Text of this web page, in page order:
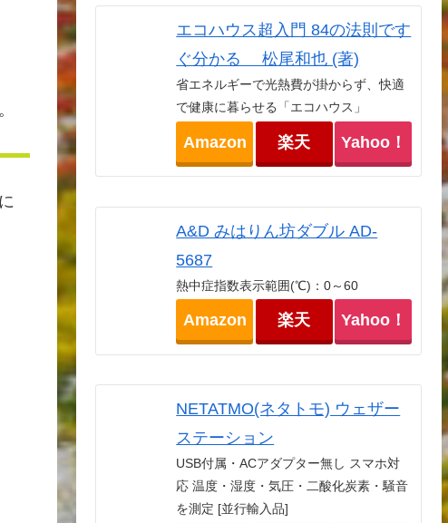
エコハウス超入門 84の法則です
ぐ分かる 松尾和也 (著)
省エネルギーで光熱費が掛からず、快適
で健康に暮らせる「エコハウス」
Amazon 楽天 Yahoo！
A&D みはりん坊ダブル AD-
5687
熱中症指数表示範囲(℃)：0～60
Amazon 楽天 Yahoo！
NETATMO(ネタトモ) ウェザー
ステーション
USB付属・ACアダプター無し スマホ対
応 温度・湿度・気圧・二酸化炭素・騒音
を測定 [並行輸入品]